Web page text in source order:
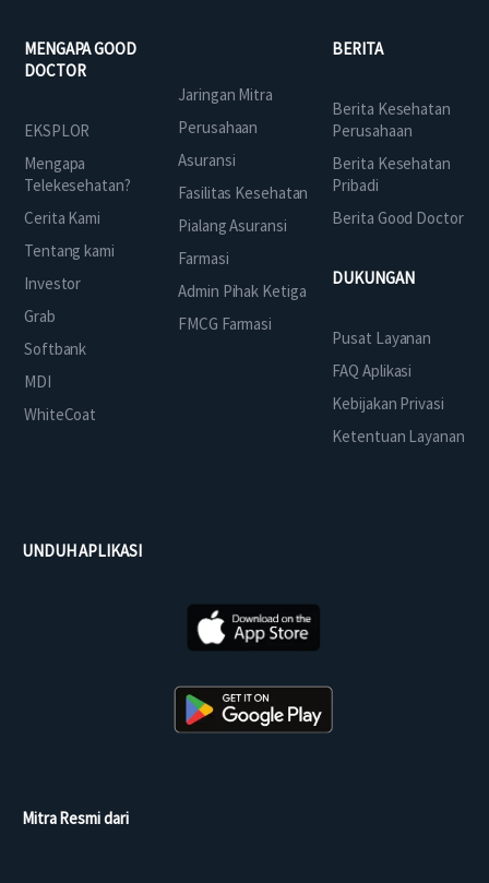
MENGAPA GOOD
DOCTOR
EKSPLOR
Mengapa
Telekesehatan?
Cerita Kami
Tentang kami
Investor
Grab
Softbank
MDI
WhiteCoat
Jaringan Mitra
Perusahaan
Asuransi
Fasilitas Kesehatan
Pialang Asuransi
Farmasi
Admin Pihak Ketiga
FMCG Farmasi
BERITA
Berita Kesehatan
Perusahaan
Berita Kesehatan
Pribadi
Berita Good Doctor
DUKUNGAN
Pusat Layanan
FAQ Aplikasi
Kebijakan Privasi
Ketentuan Layanan
UNDUH APLIKASI
Mitra Resmi dari